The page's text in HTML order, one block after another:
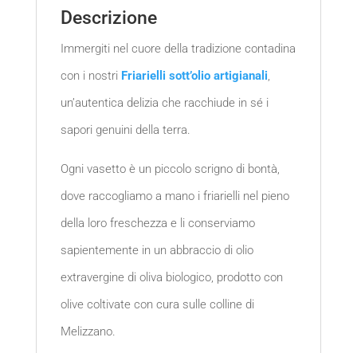
Descrizione
Immergiti nel cuore della tradizione contadina
con i nostri Friarielli sott’olio artigianali,
un’autentica delizia che racchiude in sé i
sapori genuini della terra.
Ogni vasetto è un piccolo scrigno di bontà,
dove raccogliamo a mano i friarielli nel pieno
della loro freschezza e li conserviamo
sapientemente in un abbraccio di olio
extravergine di oliva biologico, prodotto con
olive coltivate con cura sulle colline di
Melizzano.